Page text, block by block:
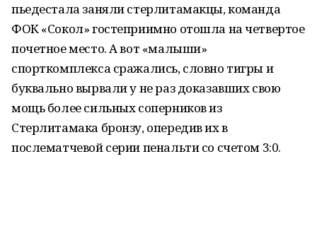
пьедестала заняли стерлитамакцы, команда
ФОК «Сокол» гостеприимно отошла на четвертое
почетное место. А вот «малыши»
спорткомплекса сражались, словно тигры и
буквально вырвали у не раз доказавших свою
мощь более сильных соперников из
Стерлитамака бронзу, опередив их в
послематчевой серии пенальти со счетом 3:0.